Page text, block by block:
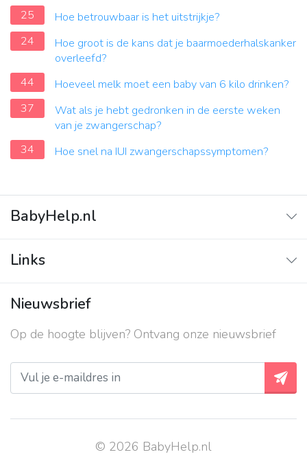
25
Hoe betrouwbaar is het uitstrijkje?
24
Hoe groot is de kans dat je baarmoederhalskanker
overleefd?
44
Hoeveel melk moet een baby van 6 kilo drinken?
37
Wat als je hebt gedronken in de eerste weken
van je zwangerschap?
34
Hoe snel na IUI zwangerschapssymptomen?
BabyHelp.nl
Vraag & Antwoord
Links
Contact
Over ons
Privacy beleid
Nieuwsbrief
Op de hoogte blijven? Ontvang onze nieuwsbrief
© 2026 BabyHelp.nl